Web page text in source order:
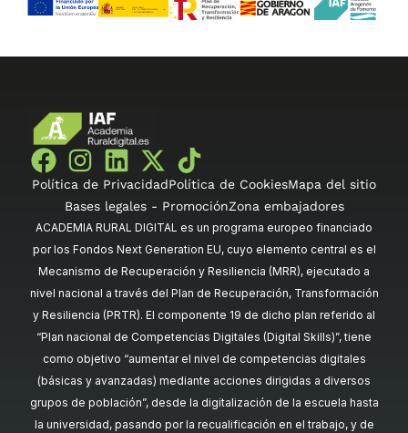
Política de PrivacidadPolítica de CookiesMapa del sitio
Bases legales - PromociónZona embajadores
ACADEMIA RURAL DIGITAL es un programa europeo financiado
por los Fondos Next Generation EU, cuyo elemento central es el
Mecanismo de Recuperación y Resiliencia (MRR), ejecutado a
nivel nacional a través del Plan de Recuperación, Transformación
y Resiliencia (PRTR). El componente 19 de dicho plan referido al
“Plan nacional de Competencias Digitales (Digital Skills)”, tiene
como objetivo “aumentar el nivel de competencias digitales
(básicas y avanzadas) mediante acciones dirigidas a diversos
grupos de población”, desde la digitalización de la escuela hasta
la universidad, pasando por la recualificación en el trabajo, y de